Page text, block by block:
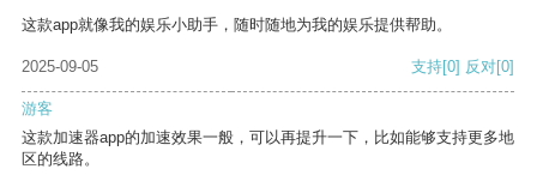
这款app就像我的娱乐小助手，随时随地为我的娱乐提供帮助。
2025-09-05 支持[0] 反对[0]
游客
这款加速器app的加速效果一般，可以再提升一下，比如能够支持更多地
区的线路。